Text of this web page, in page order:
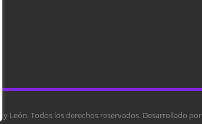
y León. Todos los derechos reservados. Desarrollado por